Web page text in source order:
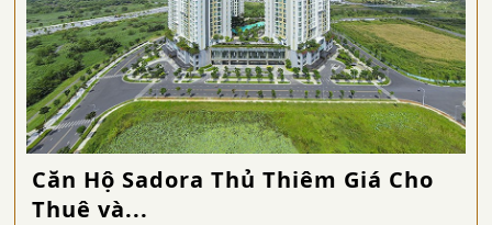
Căn Hộ Sadora Thủ Thiêm Giá Cho
Thuê và...